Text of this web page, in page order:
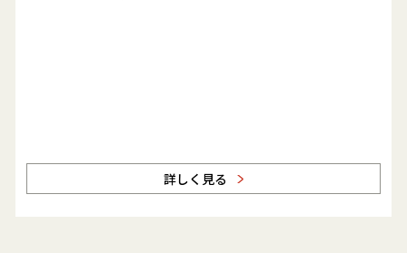
詳しく見る